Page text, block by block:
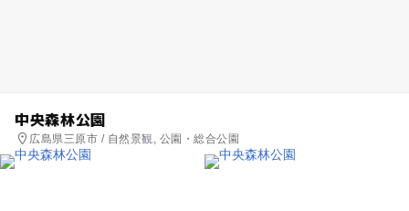
中央森林公園
広島県三原市 / 自然景観, 公園・総合公園